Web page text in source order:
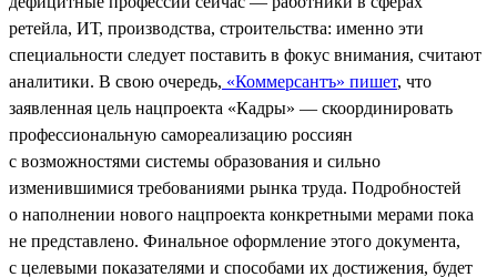
ретейла, ИТ, производства, строительства: именно эти
специальности следует поставить в фокус внимания, считают
аналитики. В свою очередь, «Коммерсантъ» пишет, что
заявленная цель нацпроекта «Кадры» — скоординировать
профессиональную самореализацию россиян
с возможностями системы образования и сильно
изменившимися требованиями рынка труда. Подробностей
о наполнении нового нацпроекта конкретными мерами пока
не представлено. Финальное оформление этого документа,
с целевыми показателями и способами их достижения, будет